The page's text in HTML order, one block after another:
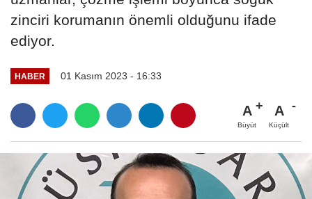
zinciri korumanın önemli olduğunu ifade
ediyor.
HABER 01 Kasım 2023 - 16:33
A
Büyüt
A
Küçült